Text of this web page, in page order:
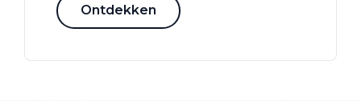
Ontdekken